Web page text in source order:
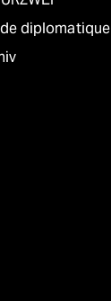
diplomatique